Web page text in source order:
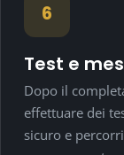
6
Test e
Dopo il
effettuare dei
sicuro e